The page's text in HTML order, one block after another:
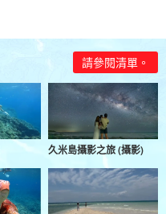
請參閱清單。
久米島攝影之旅 (攝影)